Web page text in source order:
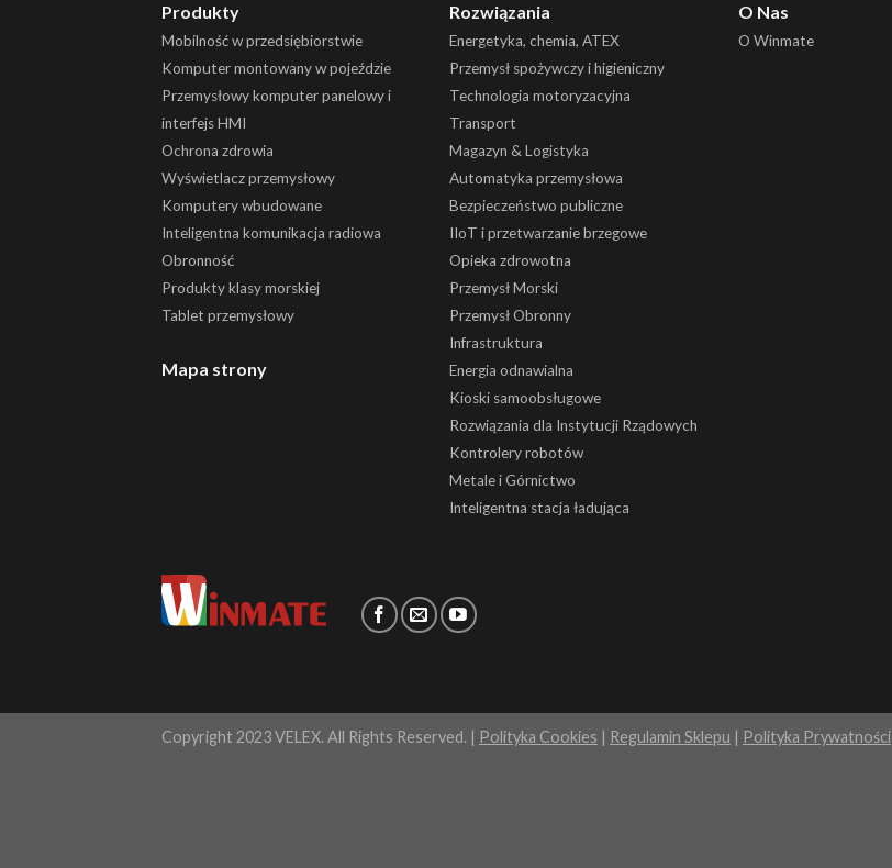
Produkty
Mobilność w przedsiębiorstwie
Komputer montowany w pojeździe
Przemysłowy komputer panelowy i
interfejs HMI
Ochrona zdrowia
Wyświetlacz przemysłowy
Komputery wbudowane
Inteligentna komunikacja radiowa
Obronność
Produkty klasy morskiej
Tablet przemysłowy
Mapa strony
Rozwiązania
Energetyka, chemia, ATEX
Przemysł spożywczy i higieniczny
Technologia motoryzacyjna
Transport
Magazyn & Logistyka
Automatyka przemysłowa
Bezpieczeństwo publiczne
IIoT i przetwarzanie brzegowe
Opieka zdrowotna
Przemysł Morski
Przemysł Obronny
Infrastruktura
Energia odnawialna
Kioski samoobsługowe
Rozwiązania dla Instytucji Rządowych
Kontrolery robotów
Metale i Górnictwo
Inteligentna stacja ładująca
O Nas
O Winmate
Copyright 2023 VELEX. All Rights Reserved. | Polityka Cookies | Regulamin Sklepu | Polityka Prywatności